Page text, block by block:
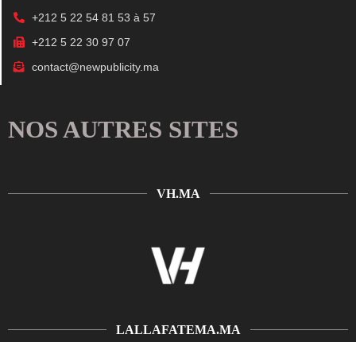
+212 5 22 54 81 53 à 57
+212 5 22 30 97 07
contact@newpublicity.ma
NOS AUTRES SITES
VH.MA
LALLAFATEMA.MA